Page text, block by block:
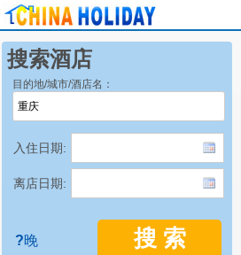
搜索酒店
目的地/城市/酒店名：
入住日期:
离店日期:
?晚 搜 索